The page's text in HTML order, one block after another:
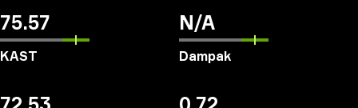
75.57
KAST
N/A
Dampak